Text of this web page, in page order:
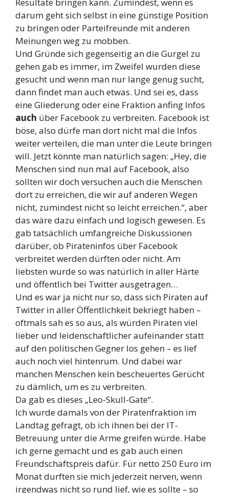
darum geht sich selbst in eine günstige Position
zu bringen oder Parteifreunde mit anderen
Meinungen weg zu mobben.
Und Gründe sich gegenseitig an die Gurgel zu
gehen gab es immer, im Zweifel wurden diese
gesucht und wenn man nur lange genug sucht,
dann findet man auch etwas. Und sei es, dass
eine Gliederung oder eine Fraktion anfing Infos
auch über Facebook zu verbreiten. Facebook ist
böse, also dürfe man dort nicht mal die Infos
weiter verteilen, die man unter die Leute bringen
will. Jetzt könnte man natürlich sagen: „Hey, die
Menschen sind nun mal auf Facebook, also
sollten wir doch versuchen auch die Menschen
dort zu erreichen, die wir auf anderen Wegen
nicht, zumindest nicht so leicht erreichen.“, aber
das wäre dazu einfach und logisch gewesen. Es
gab tatsächlich umfangreiche Diskussionen
darüber, ob Pirateninfos über Facebook
verbreitet werden dürften oder nicht. Am
liebsten wurde so was natürlich in aller Härte
und öffentlich bei Twitter ausgetragen…
Und es war ja nicht nur so, dass sich Piraten auf
Twitter in aller Öffentlichkeit bekriegt haben –
oftmals sah es so aus, als würden Piraten viel
lieber und leidenschaftlicher aufeinander statt
auf den politischen Gegner los gehen – es lief
auch noch viel hintenrum. Und dabei war
manchen Menschen kein bescheuertes Gerücht
zu dämlich, um es zu verbreiten.
Da gab es dieses „Leo-Skull-Gate“.
Ich wurde damals von der Piratenfraktion im
Landtag gefragt, ob ich ihnen bei der IT-
Betreuung unter die Arme greifen würde. Habe
ich gerne gemacht und es gab auch einen
Freundschaftspreis dafür. Für netto 250 Euro im
Monat durften sie mich jederzeit nerven, wenn
irgendwas nicht so rund lief, wie es sollte – so